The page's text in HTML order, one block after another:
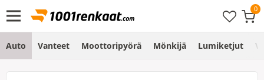
Auto Vanteet Moottoripyörä Mönkijä Lumiketjut